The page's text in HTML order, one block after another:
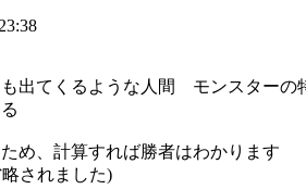
出てくるような人間 モンスターの
め、計算すれば勝者はわかります
されました)